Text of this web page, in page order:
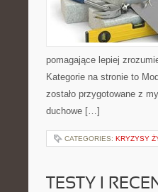
pomagające lepiej
Kategorie na stronie to
zostało przygotowane z
duchowe […]
CATEGORIES: KRYZYSY
TESTY I